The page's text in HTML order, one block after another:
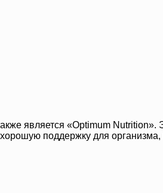
является «Optimum
поддержку для